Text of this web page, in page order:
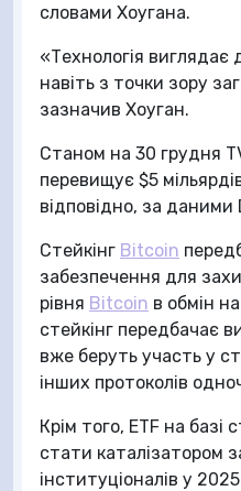
словами Хоугана.
«Технологія виглядає
навіть з точки зору
зазначив Хоуган.
Станом на 30 грудня
перевищує $5
відповідно, за даними
Стейкінг Bitcoin
забезпечення для
рівня Bitcoin в обмін
стейкінг передбачає
вже беруть участь у
інших протоколів
Крім того, ETF на базі
стати каталізатором
інституціоналів у